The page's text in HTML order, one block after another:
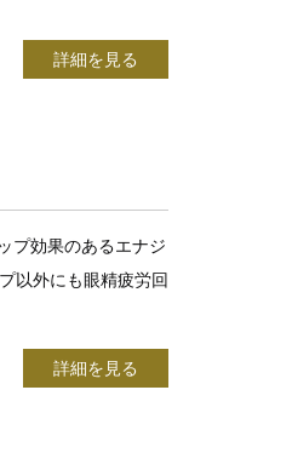
詳細を見る
プ効果のあるエナジ
以外にも眼精疲労回
詳細を見る